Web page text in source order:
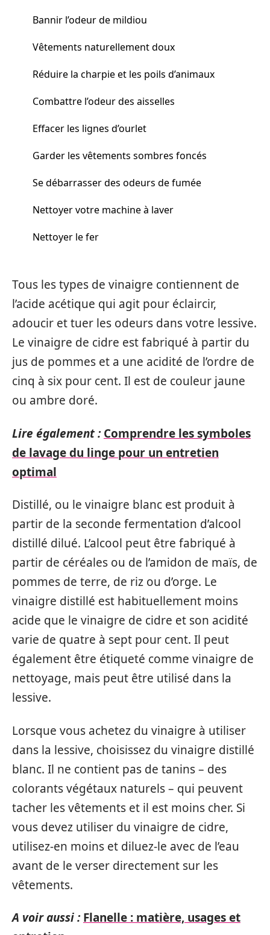
Bannir l’odeur de mildiou
Vêtements naturellement doux
Réduire la charpie et les poils d’animaux
Combattre l’odeur des aisselles
Effacer les lignes d’ourlet
Garder les vêtements sombres foncés
Se débarrasser des odeurs de fumée
Nettoyer votre machine à laver
Nettoyer le fer
Tous les types de vinaigre contiennent de
l’acide acétique qui agit pour éclaircir,
adoucir et tuer les odeurs dans votre lessive.
Le vinaigre de cidre est fabriqué à partir du
jus de pommes et a une acidité de l’ordre de
cinq à six pour cent. Il est de couleur jaune
ou ambre doré.
Lire également : Comprendre les symboles
de lavage du linge pour un entretien
optimal
Distillé, ou le vinaigre blanc est produit à
partir de la seconde fermentation d’alcool
distillé dilué. L’alcool peut être fabriqué à
partir de céréales ou de l’amidon de maïs, de
pommes de terre, de riz ou d’orge. Le
vinaigre distillé est habituellement moins
acide que le vinaigre de cidre et son acidité
varie de quatre à sept pour cent. Il peut
également être étiqueté comme vinaigre de
nettoyage, mais peut être utilisé dans la
lessive.
Lorsque vous achetez du vinaigre à utiliser
dans la lessive, choisissez du vinaigre distillé
blanc. Il ne contient pas de tanins – des
colorants végétaux naturels – qui peuvent
tacher les vêtements et il est moins cher. Si
vous devez utiliser du vinaigre de cidre,
utilisez-en moins et diluez-le avec de l’eau
avant de le verser directement sur les
vêtements.
A voir aussi : Flanelle : matière, usages et